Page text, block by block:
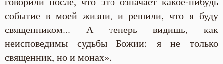
событие в моей жизни, и решили, что я буду
священником... А теперь видишь, как
неисповедимы судьбы Божии: я не только
священник, но и монах».